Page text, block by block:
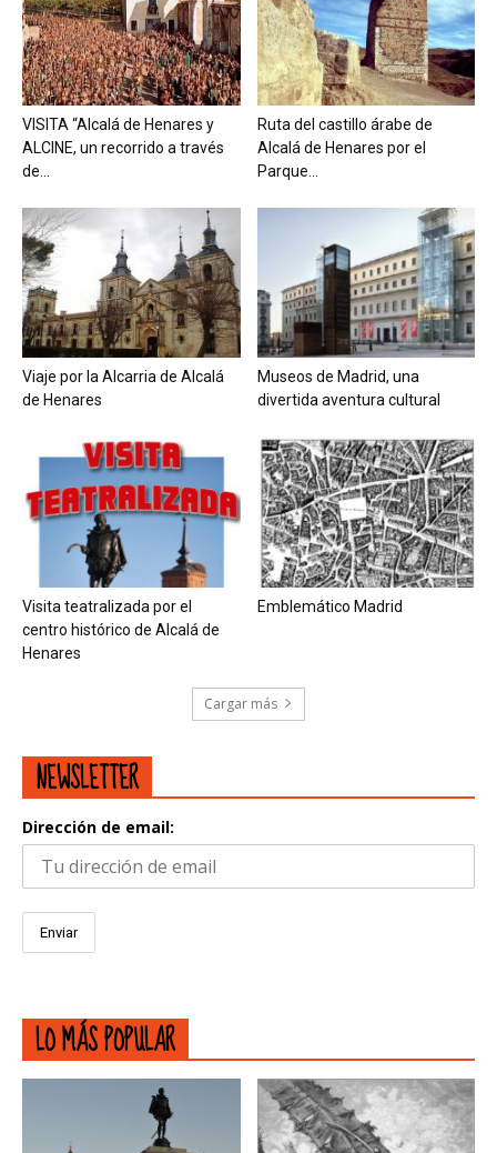
VISITA “Alcalá de Henares y
ALCINE, un recorrido a través
de...
Ruta del castillo árabe de
Alcalá de Henares por el
Parque...
Viaje por la Alcarria de Alcalá
de Henares
Museos de Madrid, una
divertida aventura cultural
Visita teatralizada por el
centro histórico de Alcalá de
Henares
Emblemático Madrid
Cargar más
NEWSLETTER
Dirección de email:
LO MÁS POPULAR